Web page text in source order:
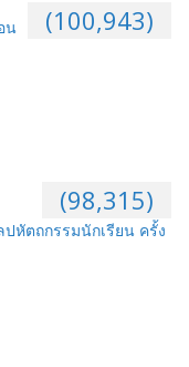
(100,943)
น
(98,315)
หัตถกรรมนักเรียน ครั้ง